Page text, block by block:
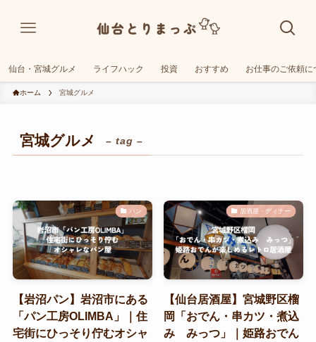
仙台・宮城グルメ ライフハック 投資 おすすめ お仕事のご依頼に
ホーム 宮城グルメ
宮城グルメ – tag –
パン
【岩沼パン】岩沼市にある
「パン工房OLIMBA」｜住
宅街にひっそり佇むオシャ
居酒屋・ディナー
【仙台居酒屋】宮城野区榴
岡「おでん・串カツ・煮込
み みっつ」｜姫路おでん